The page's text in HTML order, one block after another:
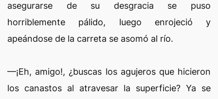
asegurarse de su desgracia se puso
horriblemente pálido, luego enrojeció y
apeándose de la carreta se asomó al río.
—¡Eh, amigo!, ¿buscas los agujeros que hicieron
los canastos al atravesar la superficie? Ya se